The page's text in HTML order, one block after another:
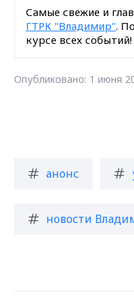
Самые свежие и
ГТРК "Владимир".
курсе всех событий!
Опубликовано: 1 июня
анонс
новости